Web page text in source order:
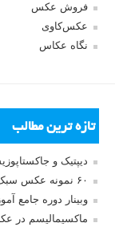
فروش عکس
عکس‌کاوی
نگاه عکاس
تازه ترین مطالب
دیپتیک و
۶۰ نمونه عکس سبک ماکسیمالیسم
وبینار دوره جامع
ماکسیمالیسم در